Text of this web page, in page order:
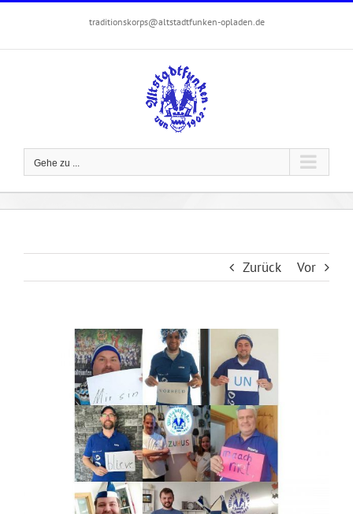
springen
traditionskorps@altstadtfunken-opladen.de
Gehe zu ...
Zurück Vor
grösseres